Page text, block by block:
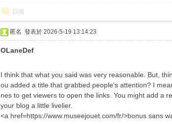
回復
匿名 發表於 2026-5-19 13:14:23
OLaneDef
I think that what you said was very reasonable. But,
ou added a title that grabbed people's attention? I
nes to get viewers to open the links. You might add a
your blog a little livelier.
<a href=https://www.museejouet.com/fr/>bonus sans